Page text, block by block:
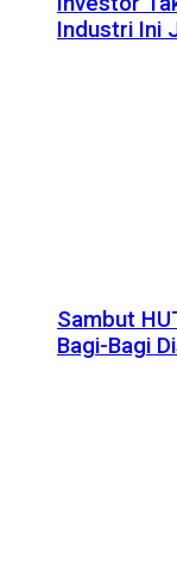
Industri Ini
Sambut
Bagi-Bagi